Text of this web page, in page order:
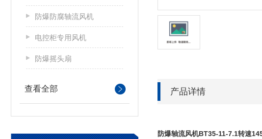
防爆防腐轴流风机
电控柜专用风机
防爆摇头扇
查看全部 产品详情
防爆轴流风机BT35-11-7.1转速